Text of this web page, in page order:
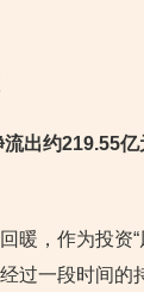
出约219.55
暖，作为投资
过一段时间的